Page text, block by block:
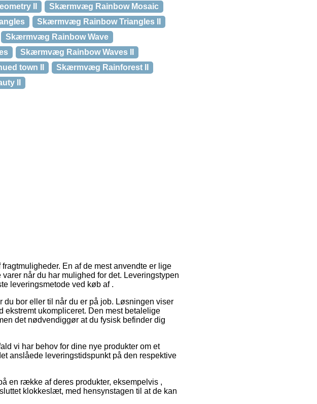
II
Skærmvæg Rainbow Mosaic
Skærmvæg Rainbow Triangles II
Skærmvæg Rainbow Wave
Skærmvæg Rainbow Waves II
town II
Skærmvæg Rainforest II
II
En af de mest anvendte er lige
når du har mulighed for det. Leveringstypen
leveringsmetode ved køb af .
bor eller til når du er på job. Løsningen viser
ukompliceret. Den mest betalelige
det nødvendiggør at du fysisk befinder dig
vi har behov for dine nye produkter om et
anslåede leveringstidspunkt på den respektive
en række af deres produkter, eksempelvis ,
klokkeslæt, med hensynstagen til at de kan